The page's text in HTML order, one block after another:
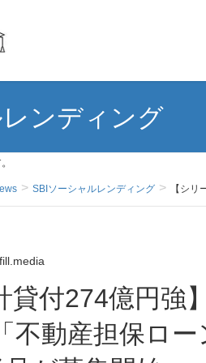
ンディング
SBIソーシャルレンディング 【シ
fill.media
不動産担保ロー